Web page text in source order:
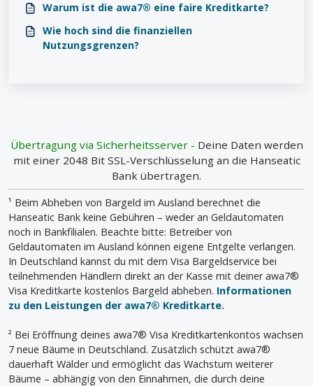
Warum ist die awa7® eine faire Kreditkarte?
Wie hoch sind die finanziellen
Nutzungsgrenzen?
Übertragung via Sicherheitsserver - Deine Daten werden
mit einer 2048 Bit SSL-Verschlüsselung an die Hanseatic
Bank übertragen.
¹ Beim Abheben von Bargeld im Ausland berechnet die
Hanseatic Bank keine Gebühren – weder an Geldautomaten
noch in Bankfilialen. Beachte bitte: Betreiber von
Geldautomaten im Ausland können eigene Entgelte verlangen.
In Deutschland kannst du mit dem Visa Bargeldservice bei
teilnehmenden Händlern direkt an der Kasse mit deiner awa7®
Visa Kreditkarte kostenlos Bargeld abheben. Informationen
zu den Leistungen der awa7® Kreditkarte.
² Bei Eröffnung deines awa7® Visa Kreditkartenkontos wachsen
7 neue Bäume in Deutschland. Zusätzlich schützt awa7®
dauerhaft Wälder und ermöglicht das Wachstum weiterer
Bäume – abhängig von den Einnahmen, die durch deine